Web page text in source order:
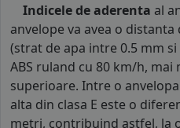
Indicele de aderenta al
anvelope va avea o
(strat de apa intre 0.5 mm
ABS ruland cu 80 km/h, mai
superioare. Intre o
alta din clasa E este o
metri, contribuind astfel, la